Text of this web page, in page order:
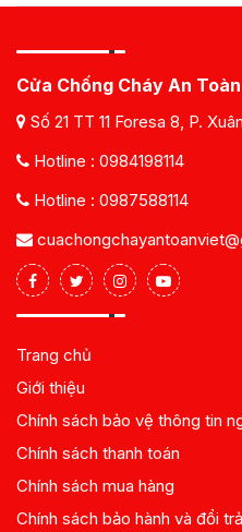
Cửa Chống Cháy An
Số 21 TT 11 Foresa 8, P.
Hotline : 0984198114
Hotline : 0987588114
Trang chủ
Giới thiệu
Chính sách bảo vệ thông tin
Chính sách thanh toán
Chính sách mua hàng
Chính sách bảo hành và đổi